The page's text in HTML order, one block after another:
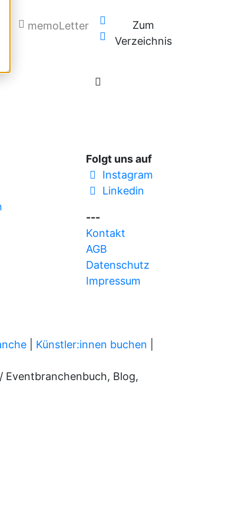
memoLetter
Zum
Verzeichnis
Folgt uns auf
Instagram
Linkedin
---
Kontakt
AGB
Datenschutz
Impressum
Künstler:innen buchen
Blog,